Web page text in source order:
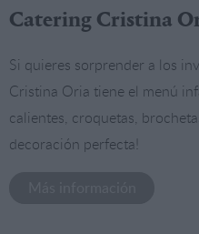
Catering Cristina
Si quieres sorprender a los
Cristina Oria tiene el menú
calientes, croquetas,
decoración perfecta!